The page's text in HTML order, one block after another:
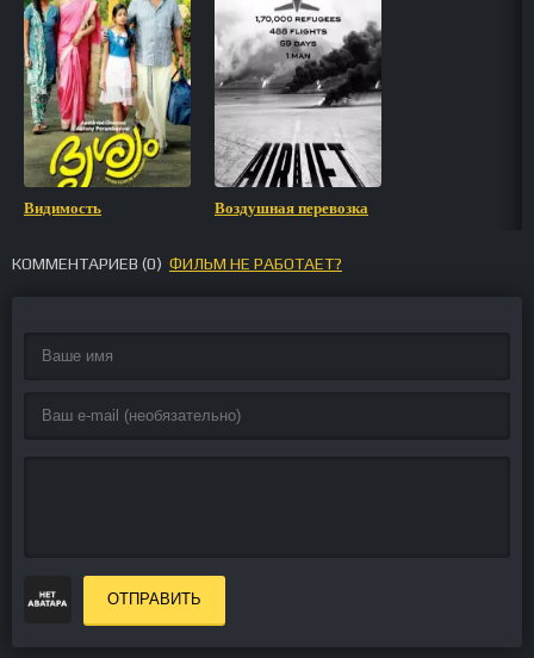
Видимость Воздушная перевозка
КОММЕНТАРИЕВ (0) ФИЛЬМ НЕ РАБОТАЕТ?
ОТПРАВИТЬ